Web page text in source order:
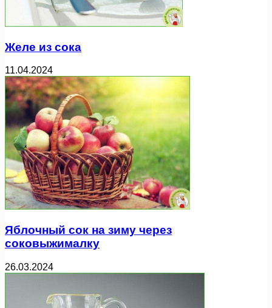
Желе из сока
11.04.2024
Яблочный сок на зиму через
соковыжималку
26.03.2024